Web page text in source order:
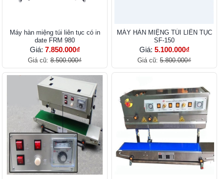
Máy hàn miệng túi liên tục có in
date FRM 980
Giá: 7.850.000₫
Giá cũ: 8.500.000₫
MÁY HÀN MIỆNG TÚI LIÊN TỤC
SF-150
Giá: 5.100.000₫
Giá cũ: 5.800.000₫